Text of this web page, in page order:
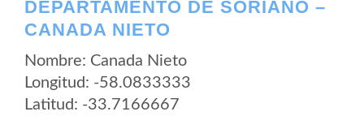
DEPARTAMENTO DE SORIANO –
CANADA NIETO
Nombre: Canada Nieto
Longitud: -58.0833333
Latitud: -33.7166667